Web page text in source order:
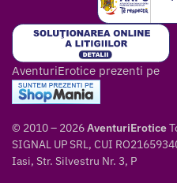
AventuriErotice prezenti pe
© 2010 – 2026AventuriErotice
SIGNAL UP SRL, CUI
Iasi, Str. Silvestru Nr. 3, P